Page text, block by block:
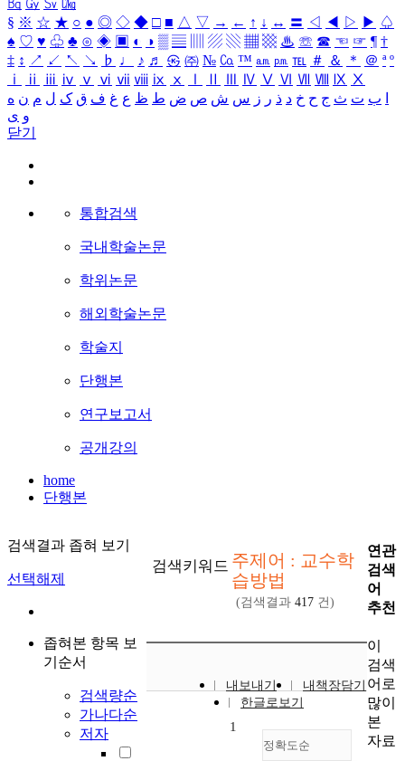
㏃ ㏉ ㏜ ㏆
§ ※ ☆ ★ ○ ● ◎ ◇ ◆ □ ■ △ ▽ → ← ↑ ↓ ↔ 〓 ◁ ◀ ▷ ▶ ♤
♠ ♡ ♥ ♧ ♣ ⊙ ◈ ▣ ◐ ◑ ▒ ▤ ▨ ▧ ▦ ▩ ♨ ☏ ☎ ☜ ☞ ¶ †
‡ ↕ ↗ ↙ ↖ ↘ ♭ ♩ ♪ ♬ ㉿ ㈜ № ㏇ ™ ㏂ ㏘ ℡ ＃ ＆ ＊ ＠ ª º
ⅰ
ⅱ ⅲ ⅳ ⅴ ⅵ ⅶ ⅷ ⅸ ⅹ Ⅳ Ⅴ Ⅵ Ⅶ Ⅷ Ⅸ Ⅹ
ب ت ث ج ح خ د ذ ر ز س ش ص ض ط ظ ع غ ف ق ک ل م ن ه
و ی
닫기
통합검색
국내학술논문
학위논문
해외학술논문
학술지
단행본
연구보고서
공개강의
home
단행본
검색결과 좁혀 보기
선택해제
좁혀본 항목 보
기순서
검색량순
가나다순
저자
검색키워드 주제어 : 교수학
습방법
(검색결과 417 건)
내보내기
내책장담기
한글로보기
정확도순
1
연관
검색
어
추천
이
검색
어로
많이
본
자료